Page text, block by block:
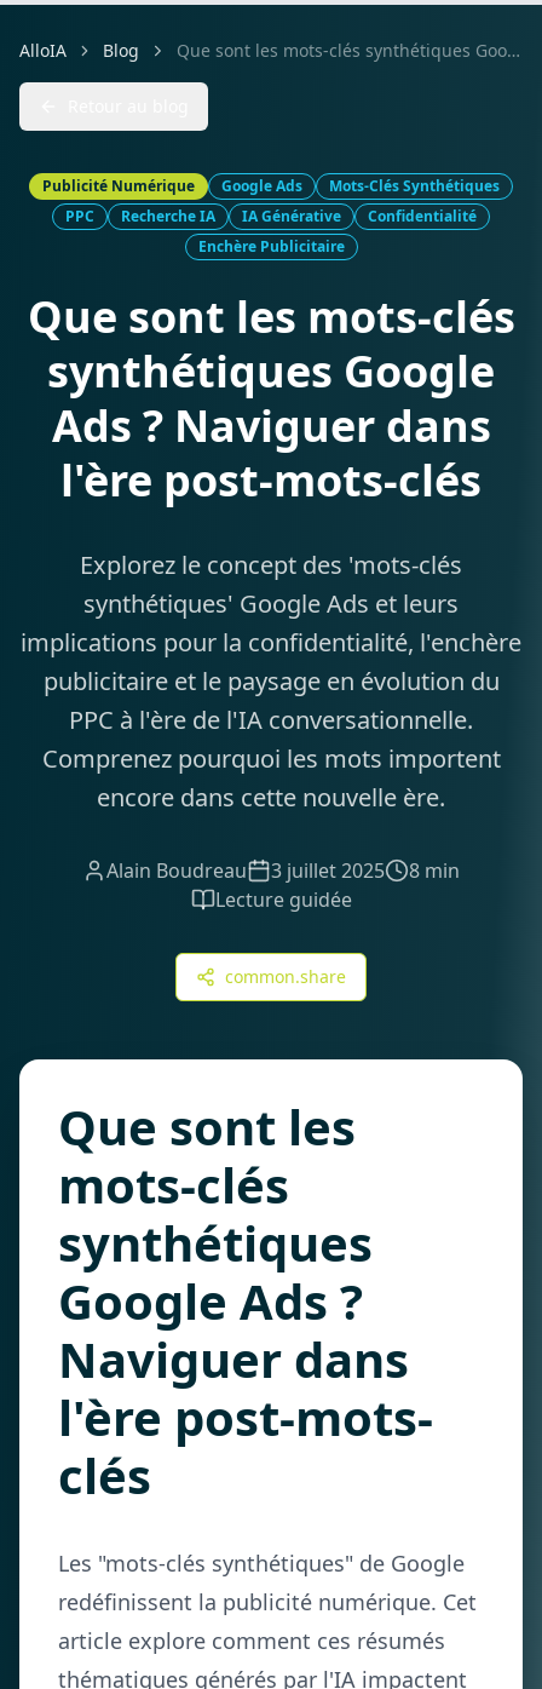
AlloIA Blog Que sont les mots-clés synthétiques Google Ads ? Naviguer dans l'ère post-mots-clés
Publicité Numérique Google Ads
Mots-Clés Synthétiques
PPC
Recherche IA IA Générative
Confidentialité
Enchère Publicitaire
Que sont les mots-clés
synthétiques Google
Ads ? Naviguer dans
l'ère post-mots-clés
Explorez le concept des 'mots-clés
synthétiques' Google Ads et leurs
implications pour la confidentialité, l'enchère
publicitaire et le paysage en évolution du
PPC à l'ère de l'IA conversationnelle.
Comprenez pourquoi les mots importent
encore dans cette nouvelle ère.
Alain Boudreau 3 juillet 2025
8 min
Lecture guidée
common.share
Que sont les
mots-clés
synthétiques
Google Ads ?
Naviguer dans
l'ère post-mots-
clés
Les "mots-clés synthétiques" de Google
redéfinissent la publicité numérique. Cet
article explore comment ces résumés
thématiques générés par l'IA impactent